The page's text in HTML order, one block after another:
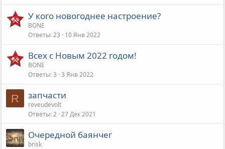
У кого новогоднее настроение?
BONE
Ответы 23 10 Янв 2022
Всех с Новым 2022 годом!
BONE
Ответы 3 3 Янв 2022
R запчасти
reveudevolt
Ответы 2 27 Дек 2021
Очередной баянчег
brisk